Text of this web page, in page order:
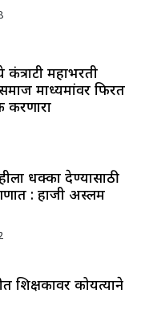
महाभरती
माध्यमांवर फिरत
धक्का देण्यासाठी
: हाजी अस्लम
शिक्षकावर कोयत्याने